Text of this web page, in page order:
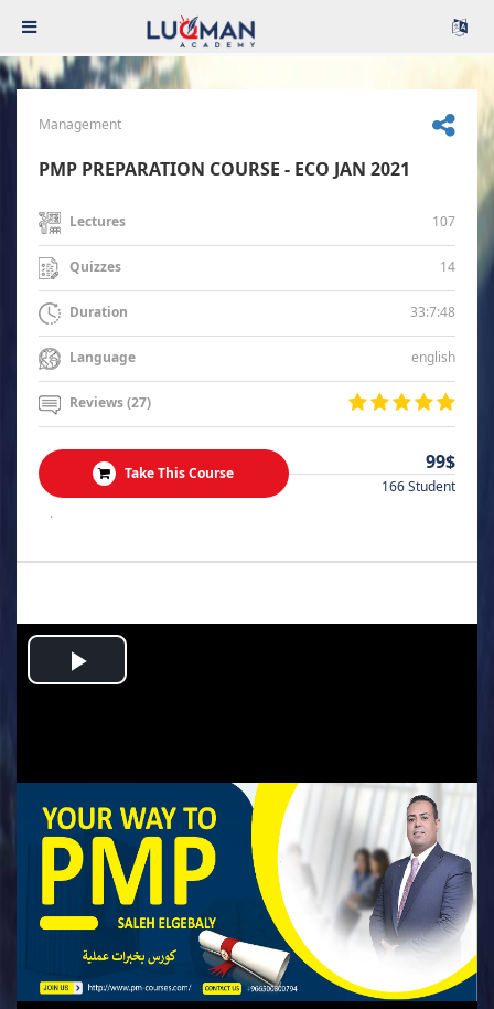
Management
PMP PREPARATION COURSE - ECO JAN 2021
Lectures 107
Quizzes 14
Duration 33:7:48
Language english
Reviews (27)
Take This Course 99$
166 Student
.
Play